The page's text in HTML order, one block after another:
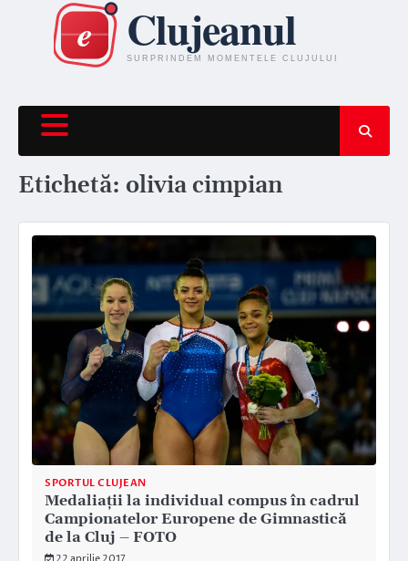
content
Etichetă: olivia cimpian
SPORTUL CLUJEAN
Medaliații la individual compus în cadrul
Campionatelor Europene de Gimnastică
de la Cluj – FOTO